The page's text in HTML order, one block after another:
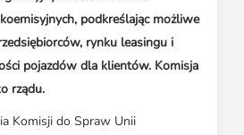
podkreślając możliwe
rynku leasingu i
pojazdów dla klientów. Komisja
rządu.
Komisji do Spraw Unii